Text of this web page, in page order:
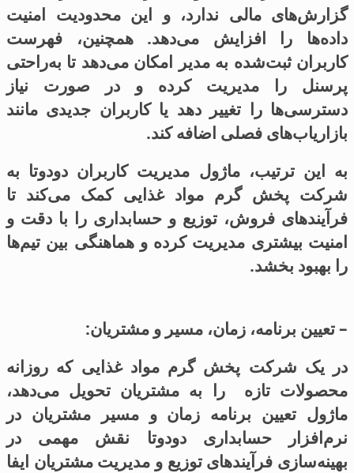
گزارش‌های مالی ندارد، و این محدودیت امنیت
داده‌ها را افزایش می‌دهد. همچنین، فهرست
کاربران ثبت‌شده به مدیر امکان می‌دهد تا به‌راحتی
پرسنل را مدیریت کرده و در صورت نیاز
دسترسی‌ها را تغییر دهد یا کاربران جدیدی مانند
بازاریاب‌های فصلی اضافه کند.
به این ترتیب، ماژول مدیریت کاربران دودوتا به
شرکت پخش گرم مواد غذایی کمک می‌کند تا
فرآیندهای فروش، توزیع و حسابداری را با دقت و
امنیت بیشتری مدیریت کرده و هماهنگی بین تیم‌ها
را بهبود بخشد.
– تعیین برنامه، زمان، مسیر و مشتریان:
در یک شرکت پخش گرم مواد غذایی که روزانه
محصولات تازه را به مشتریان تحویل می‌دهد،
ماژول تعیین برنامه زمان و مسیر مشتریان در
نرم‌افزار حسابداری دودوتا نقش مهمی در
بهینه‌سازی فرآیندهای توزیع و مدیریت مشتریان ایفا